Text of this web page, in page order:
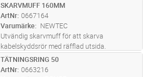
ST Lägg i kundvagn
SKARVMUFF 160MM
ArtNr 0667164
Varumärke
NEWTEC
Utvändig skarvmuff för att skarva
kabelskyddsrör med räfflad utsida.
ST Lägg i kundvagn
TÄTNINGSRING 50
ArtNr 0663216